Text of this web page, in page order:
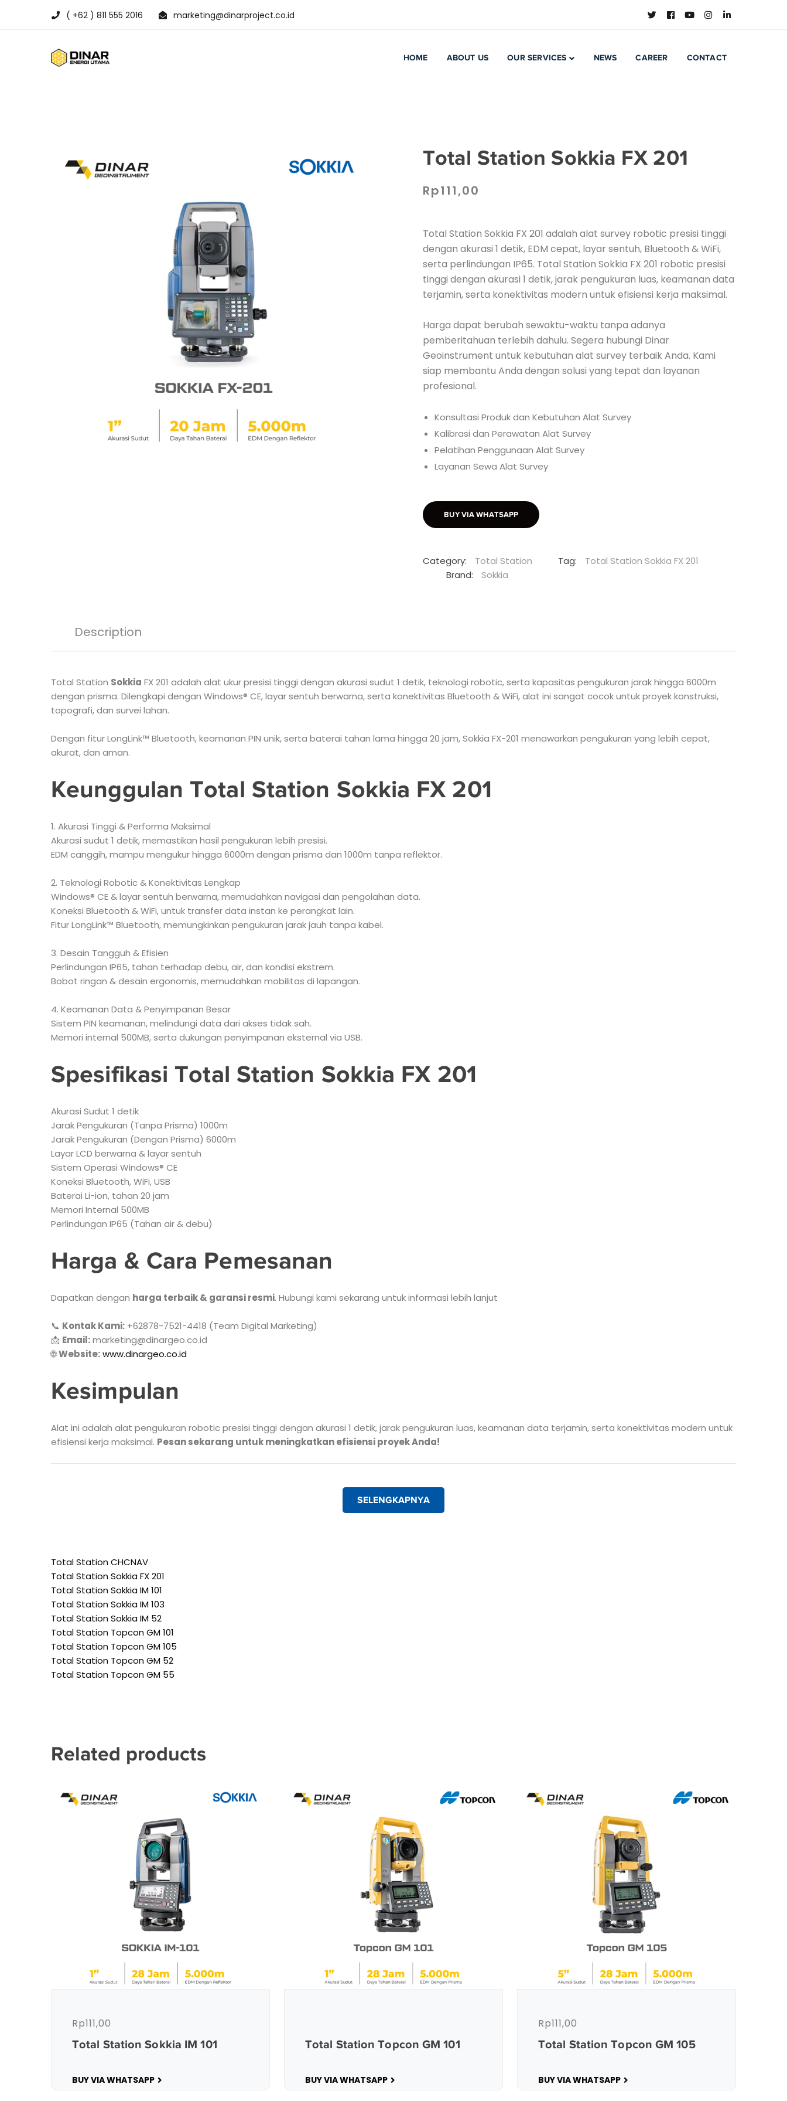
( +62 ) 811 555 2016 marketing@dinarproject.co.id
HOME ABOUT US OUR SERVICES NEWS CAREER CONTACT
Total Station Sokkia FX 201
Rp111,00
Total Station Sokkia FX 201 adalah alat survey robotic presisi tinggi
dengan akurasi 1 detik, EDM cepat, layar sentuh, Bluetooth & WiFi,
serta perlindungan IP65. Total Station Sokkia FX 201 robotic presisi
tinggi dengan akurasi 1 detik, jarak pengukuran luas, keamanan data
terjamin, serta konektivitas modern untuk efisiensi kerja maksimal.
Harga dapat berubah sewaktu-waktu tanpa adanya
pemberitahuan terlebih dahulu. Segera hubungi Dinar
Geoinstrument untuk kebutuhan alat survey terbaik Anda. Kami
siap membantu Anda dengan solusi yang tepat dan layanan
profesional.
Konsultasi Produk dan Kebutuhan Alat Survey
Kalibrasi dan Perawatan Alat Survey
Pelatihan Penggunaan Alat Survey
Layanan Sewa Alat Survey
BUY VIA WHATSAPP
Category: Total Station Tag:
Total Station Sokkia FX 201
Brand:
Sokkia
Description
Total Station Sokkia FX 201 adalah alat ukur presisi tinggi dengan akurasi sudut 1 detik, teknologi robotic, serta kapasitas pengukuran jarak hingga 6000m
dengan prisma. Dilengkapi dengan Windows® CE, layar sentuh berwarna, serta konektivitas Bluetooth & WiFi, alat ini sangat cocok untuk proyek konstruksi,
topografi, dan survei lahan.
Dengan fitur LongLink™ Bluetooth, keamanan PIN unik, serta baterai tahan lama hingga 20 jam, Sokkia FX-201 menawarkan pengukuran yang lebih cepat,
akurat, dan aman.
Keunggulan Total Station Sokkia FX 201
1. Akurasi Tinggi & Performa Maksimal
Akurasi sudut 1 detik, memastikan hasil pengukuran lebih presisi.
EDM canggih, mampu mengukur hingga 6000m dengan prisma dan 1000m tanpa reflektor.
2. Teknologi Robotic & Konektivitas Lengkap
Windows® CE & layar sentuh berwarna, memudahkan navigasi dan pengolahan data.
Koneksi Bluetooth & WiFi, untuk transfer data instan ke perangkat lain.
Fitur LongLink™ Bluetooth, memungkinkan pengukuran jarak jauh tanpa kabel.
3. Desain Tangguh & Efisien
Perlindungan IP65, tahan terhadap debu, air, dan kondisi ekstrem.
Bobot ringan & desain ergonomis, memudahkan mobilitas di lapangan.
4. Keamanan Data & Penyimpanan Besar
Sistem PIN keamanan, melindungi data dari akses tidak sah.
Memori internal 500MB, serta dukungan penyimpanan eksternal via USB.
Spesifikasi Total Station Sokkia FX 201
Akurasi Sudut 1 detik
Jarak Pengukuran (Tanpa Prisma) 1000m
Jarak Pengukuran (Dengan Prisma) 6000m
Layar LCD berwarna & layar sentuh
Sistem Operasi Windows® CE
Koneksi Bluetooth, WiFi, USB
Baterai Li-ion, tahan 20 jam
Memori Internal 500MB
Perlindungan IP65 (Tahan air & debu)
Harga & Cara Pemesanan
Dapatkan dengan harga terbaik & garansi resmi. Hubungi kami sekarang untuk informasi lebih lanjut
📞 Kontak Kami: +62878-7521-4418 (Team Digital Marketing)
📩 Email:marketing@dinargeo.co.id
🌐Website:www.dinargeo.co.id
Kesimpulan
Alat ini adalah alat pengukuran robotic presisi tinggi dengan akurasi 1 detik, jarak pengukuran luas, keamanan data terjamin, serta konektivitas modern untuk
efisiensi kerja maksimal. Pesan sekarang untuk meningkatkan efisiensi proyek Anda!
SELENGKAPNYA
Total Station CHCNAV
Total Station Sokkia FX 201
Total Station Sokkia IM 101
Total Station Sokkia IM 103
Total Station Sokkia IM 52
Total Station Topcon GM 101
Total Station Topcon GM 105
Total Station Topcon GM 52
Total Station Topcon GM 55
Related products
Total Station Sokkia IM 101
Rp111,00
BUY VIA WHATSAPP
Total Station Topcon GM 101
BUY VIA WHATSAPP
Total Station Topcon GM 105
Rp111,00
BUY VIA WHATSAPP